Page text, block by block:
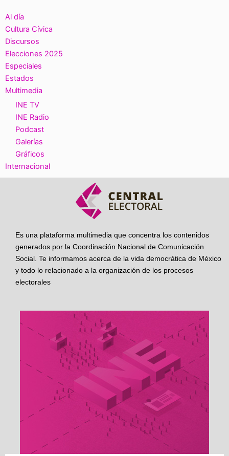
Al día
Cultura Cívica
Discursos
Elecciones 2025
Especiales
Estados
Multimedia
INE TV
INE Radio
Podcast
Galerías
Gráficos
Internacional
Es una plataforma multimedia que concentra los contenidos
generados por la Coordinación Nacional de Comunicación
Social. Te informamos acerca de la vida democrática de México
y todo lo relacionado a la organización de los procesos
electorales